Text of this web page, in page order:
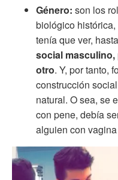
Género: son los
biológico
tenía que ver,
social
otro. Y, por tanto,
construcción
natural. O sea, se
con pene, debía
alguien con